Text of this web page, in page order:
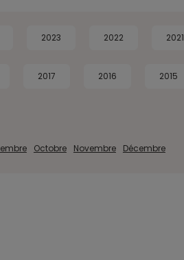
2023 2022 2021
2017 2016 2015
Octobre Novembre Décembre